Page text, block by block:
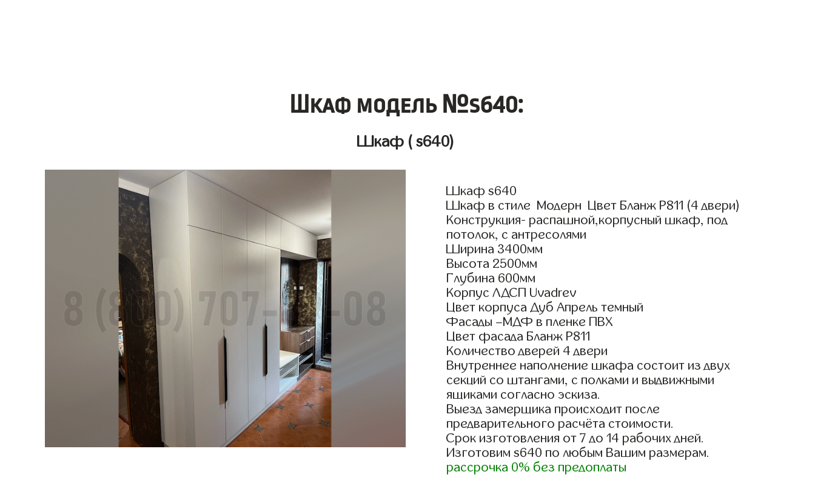
Шкаф модель №s640:
Шкаф ( s640)
Шкаф s640
Шкаф в стиле Модерн Цвет Бланж Р811 (4 двери)
Конструкция- распашной,корпусный шкаф, под
потолок, с антресолями
Ширина 3400мм
Высота 2500мм
Глубина 600мм
Корпус ЛДСП Uvadrev
Цвет корпуса Дуб Апрель темный
Фасады –МДФ в пленке ПВХ
Цвет фасада Бланж Р811
Количество дверей 4 двери
Внутреннее наполнение шкафа состоит из двух
секций со штангами, с полками и выдвижными
ящиками согласно эскиза.
Выезд замерщика происходит после
предварительного расчёта стоимости.
Срок изготовления от 7 до 14 рабочих дней.
Изготовим s640 по любым Вашим размерам.
рассрочка 0% без предоплаты